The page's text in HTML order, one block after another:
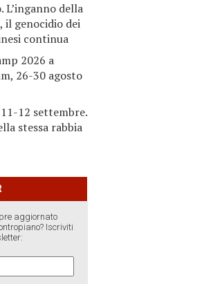
L’inganno della
il genocidio dei
continua
2026 a
26-30 agosto
12 settembre.
stessa rabbia
aggiornato
Iscriviti